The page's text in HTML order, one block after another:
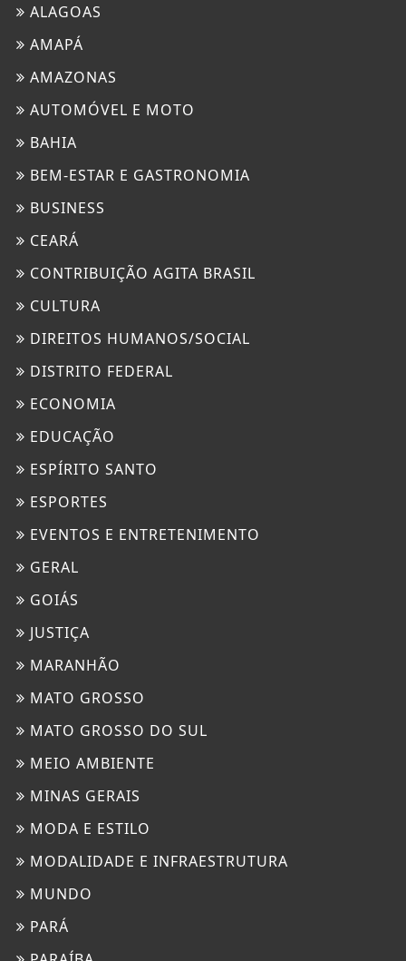
ALAGOAS
AMAPÁ
AMAZONAS
AUTOMÓVEL E MOTO
BAHIA
BEM-ESTAR E GASTRONOMIA
BUSINESS
CEARÁ
CONTRIBUIÇÃO AGITA BRASIL
CULTURA
DIREITOS HUMANOS/SOCIAL
DISTRITO FEDERAL
ECONOMIA
EDUCAÇÃO
ESPÍRITO SANTO
ESPORTES
EVENTOS E ENTRETENIMENTO
GERAL
GOIÁS
JUSTIÇA
MARANHÃO
MATO GROSSO
MATO GROSSO DO SUL
MEIO AMBIENTE
MINAS GERAIS
MODA E ESTILO
MODALIDADE E INFRAESTRUTURA
MUNDO
PARÁ